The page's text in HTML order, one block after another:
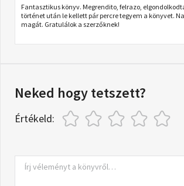
Fantasztikus könyv. Megrendito, felrazo,
történet után le kellett pár percre tegyem a könyvet.
magát. Gratulálok a szerzőknek!
Neked hogy tetszett?
Értékeld: